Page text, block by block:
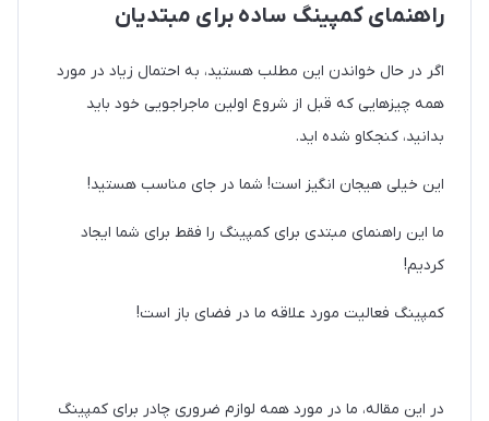
راهنمای کمپینگ ساده برای مبتدیان
اگر در حال خواندن این مطلب هستید، به احتمال زیاد در مورد
همه چیزهایی که قبل از شروع اولین ماجراجویی خود باید
بدانید، کنجکاو شده اید.
این خیلی هیجان انگیز است! شما در جای مناسب هستید!
ما این راهنمای مبتدی برای کمپینگ را فقط برای شما ایجاد
کردیم!
کمپینگ فعالیت مورد علاقه ما در فضای باز است!
در این مقاله، ما در مورد همه لوازم ضروری چادر برای کمپینگ